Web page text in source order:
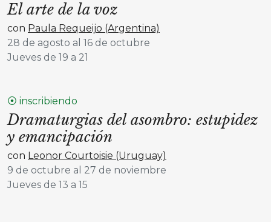
El arte de la voz
con Paula Requeijo (Argentina)
28 de agosto al 16 de octubre
Jueves de 19 a 21
⦿ inscribiendo
Dramaturgias del asombro: estupidez
y emancipación
con Leonor Courtoisie (Uruguay)
9 de octubre al 27 de noviembre
Jueves de 13 a 15